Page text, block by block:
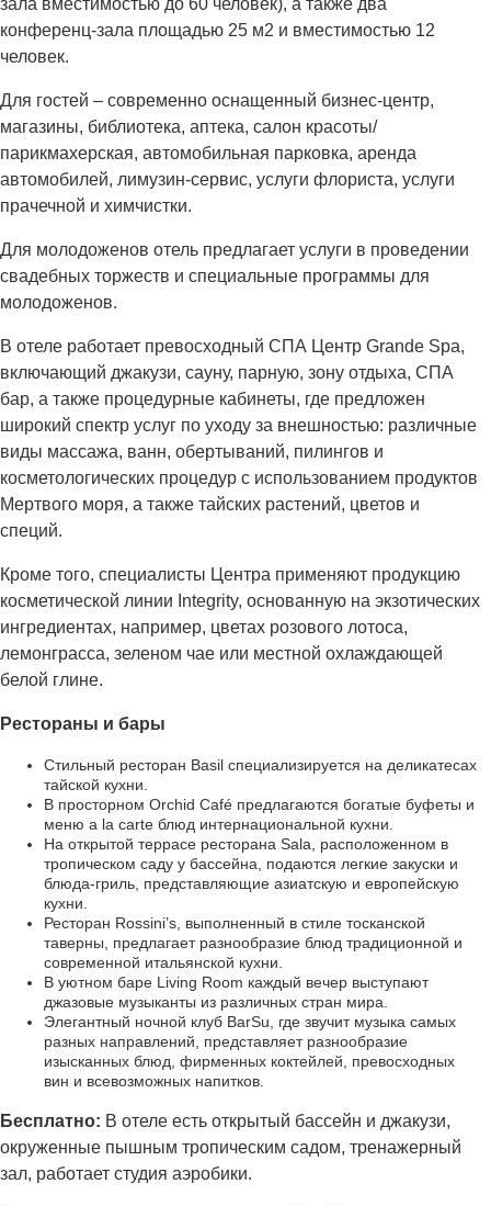
конференц-зала площадью 25 м2 и вместимостью 12
человек.
Для гостей – современно оснащенный бизнес-центр,
магазины, библиотека, аптека, салон красоты/
парикмахерская, автомобильная парковка, аренда
автомобилей, лимузин-сервис, услуги флориста, услуги
прачечной и химчистки.
Для молодоженов отель предлагает услуги в проведении
свадебных торжеств и специальные программы для
молодоженов.
В отеле работает превосходный СПА Центр Grande Spa,
включающий джакузи, сауну, парную, зону отдыха, СПА
бар, а также процедурные кабинеты, где предложен
широкий спектр услуг по уходу за внешностью: различные
виды массажа, ванн, обертываний, пилингов и
косметологических процедур с использованием продуктов
Мертвого моря, а также тайских растений, цветов и
специй.
Кроме того, специалисты Центра применяют продукцию
косметической линии Integrity, основанную на экзотических
ингредиентах, например, цветах розового лотоса,
лемонграсса, зеленом чае или местной охлаждающей
белой глине.
Рестораны и бары
Стильный ресторан Basil специализируется на деликатесах
тайской кухни.
В просторном Orchid Café предлагаются богатые буфеты и
меню a la carte блюд интернациональной кухни.
На открытой террасе ресторана Sala, расположенном в
тропическом саду у бассейна, подаются легкие закуски и
блюда-гриль, представляющие азиатскую и европейскую
кухни.
Ресторан Rossini’s, выполненный в стиле тосканской
таверны, предлагает разнообразие блюд традиционной и
современной итальянской кухни.
В уютном баре Living Room каждый вечер выступают
джазовые музыканты из различных стран мира.
Элегантный ночной клуб BarSu, где звучит музыка самых
разных направлений, представляет разнообразие
изысканных блюд, фирменных коктейлей, превосходных
вин и всевозможных напитков.
Бесплатно: В отеле есть открытый бассейн и джакузи,
окруженные пышным тропическим садом, тренажерный
зал, работает студия аэробики.